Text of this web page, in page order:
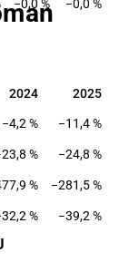
−0,0 % −0,0 %
2024 2025
2024 2025
−4,2 % −11,4 %
% −24,8 %
% −281,5 %
% −39,2 %